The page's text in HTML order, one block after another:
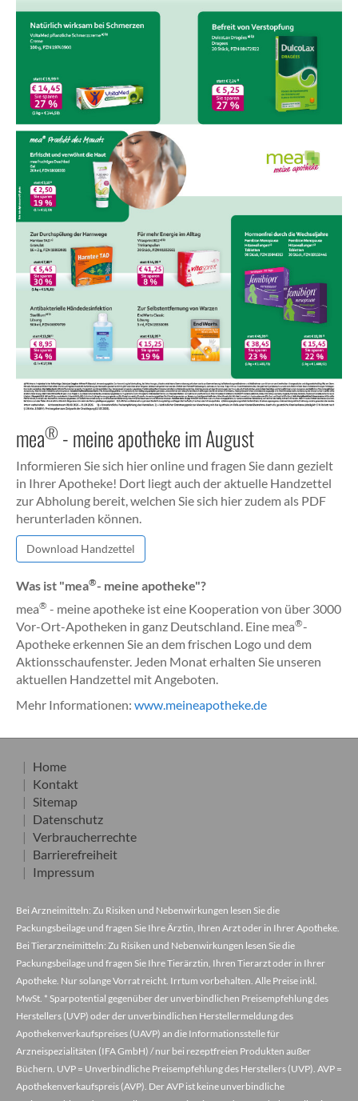
mea® - meine apotheke im August
Informieren Sie sich hier online und fragen Sie dann gezielt
in Ihrer Apotheke! Dort liegt auch der aktuelle Handzettel
zur Abholung bereit, welchen Sie sich hier zudem als PDF
herunterladen können.
Download Handzettel
Was ist "mea®- meine apotheke"?
mea® - meine apotheke ist eine Kooperation von über 3000
Vor-Ort-Apotheken in ganz Deutschland. Eine mea®-
Apotheke erkennen Sie an dem frischen Logo und dem
Aktionsschaufenster. Jeden Monat erhalten Sie unseren
aktuellen Handzettel mit Angeboten.
Mehr Informationen: www.meineapotheke.de
Home
Kontakt
Sitemap
Datenschutz
Verbraucherrechte
Barrierefreiheit
Impressum
Bei Arzneimitteln: Zu Risiken und Nebenwirkungen lesen Sie die
Packungsbeilage und fragen Sie Ihre Ärztin, Ihren Arzt oder in Ihrer Apotheke.
Bei Tierarzneimitteln: Zu Risiken und Nebenwirkungen lesen Sie die
Packungsbeilage und fragen Sie Ihre Tierärztin, Ihren Tierarzt oder in Ihrer
Apotheke. Nur solange Vorrat reicht. Irrtum vorbehalten. Alle Preise inkl.
MwSt. * Sparpotential gegenüber der unverbindlichen Preisempfehlung des
Herstellers (UVP) oder der unverbindlichen Herstellermeldung des
Apothekenverkaufspreises (UAVP) an die Informationsstelle für
Arzneispezialitäten (IFA GmbH) / nur bei rezeptfreien Produkten außer
Büchern. UVP = Unverbindliche Preisempfehlung des Herstellers (UVP). AVP =
Apothekenverkaufspreis (AVP). Der AVP ist keine unverbindliche